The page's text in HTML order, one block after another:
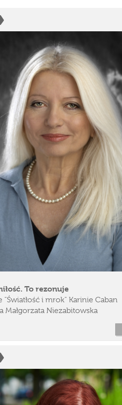
To rezonuje
"Światłość i mrok" Karinie Caban
Małgorzata Niezabitowska